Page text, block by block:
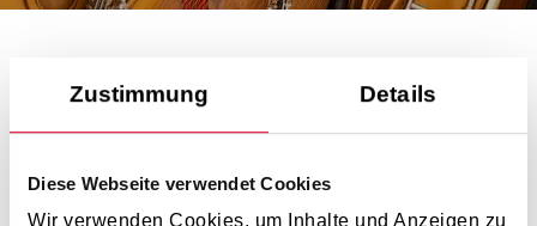
Zustimmung Details
Diese Webseite verwendet Cookies
Wir verwenden Cookies, um Inhalte und Anzeigen zu
Musiklehrer:in am